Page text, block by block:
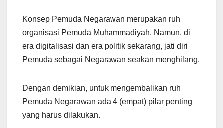
Konsep Pemuda Negarawan merupakan ruh
organisasi Pemuda Muhammadiyah. Namun, di
era digitalisasi dan era politik sekarang, jati diri
Pemuda sebagai Negarawan seakan menghilang.
Dengan demikian, untuk mengembalikan ruh
Pemuda Negarawan ada 4 (empat) pilar penting
yang harus dilakukan.